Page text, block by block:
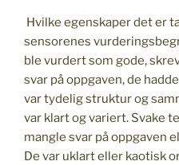
Hvilke egenskaper det er
sensorenes
ble vurdert som gode,
svar på oppgaven, de
var tydelig struktur og
var klart og variert. Svake
mangle svar på oppgaven
De var uklart eller kaotisk